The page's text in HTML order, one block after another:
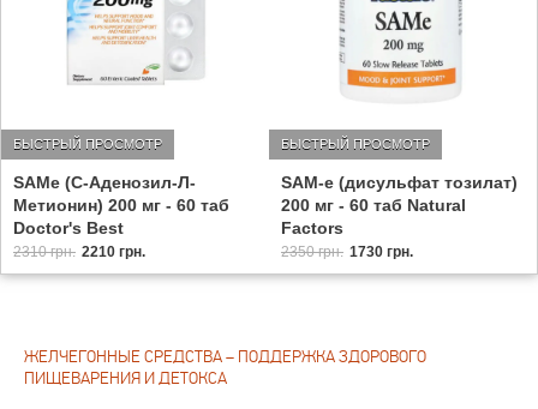
SAMe (C-Аденозил-Л-
Метионин) 200 мг - 60 таб
Doctor's Best
БЫСТРЫЙ ПРОСМОТР
2310 грн. 2210 грн.
SAM-e (дисульфат тозилат)
200 мг - 60 таб Natural
Factors
БЫСТРЫЙ ПРОСМОТР
2350 грн. 1730 грн.
ЖЕЛЧЕГОННЫЕ СРЕДСТВА – ПОДДЕРЖКА ЗДОРОВОГО
ПИЩЕВАРЕНИЯ И ДЕТОКСА